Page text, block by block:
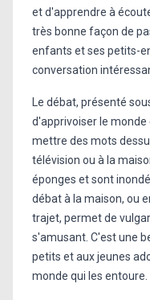
et d'apprendre à
très bonne façon de
enfants et ses petits-
conversation
Le débat, présenté
d'apprivoiser le monde
mettre des mots
télévision ou à la
éponges et sont
débat à la maison, ou
trajet, permet de
s'amusant. C'est une
petits et aux jeunes
monde qui les entoure.